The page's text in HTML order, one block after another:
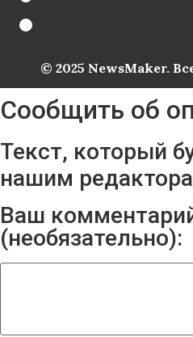
© 2025 NewsMaker.
Сообщить об
Текст, который
нашим
Ваш
(необязательно):